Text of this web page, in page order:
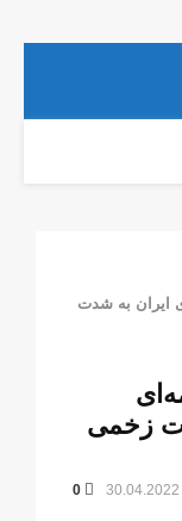
ایران بە شدت
زخمی
30.04.2022
0